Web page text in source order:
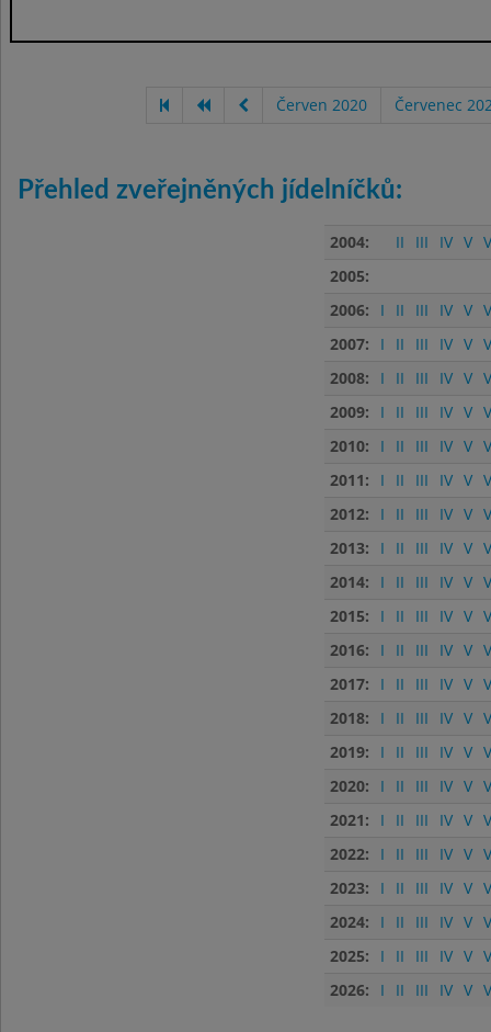
Červen 2020 Červenec
Přehled zveřejněných jídelníčků:
2004: II III IV V
2005:
2006:
I II III IV V
2007:
I II III IV V
2008:
I II III IV V
2009:
I II III IV V
2010:
I II III IV V
2011:
I II III IV V
2012:
I II III IV V
2013:
I II III IV V
2014:
I II III IV V
2015:
I II III IV V
2016:
I II III IV V
2017:
I II III IV V
2018:
I II III IV V
2019:
I II III IV V
2020:
I II III IV V
2021:
I II III IV V
2022:
I II III IV V
2023:
I II III IV V
2024:
I II III IV V
2025:
I II III IV V
2026:
I II III IV V